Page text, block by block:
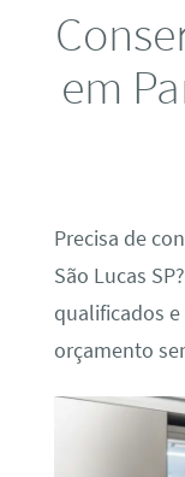
em
Precisa de
São Lucas
qualificados e
orçamento